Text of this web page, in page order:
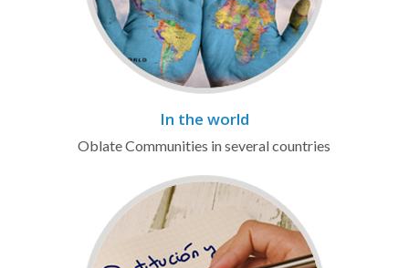
In the world
Oblate Communities in several countries